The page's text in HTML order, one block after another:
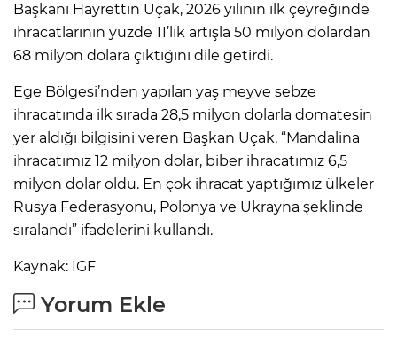
Başkanı Hayrettin Uçak, 2026 yılının ilk çeyreğinde
ihracatlarının yüzde 11’lik artışla 50 milyon dolardan
68 milyon dolara çıktığını dile getirdi.
Ege Bölgesi’nden yapılan yaş meyve sebze
ihracatında ilk sırada 28,5 milyon dolarla domatesin
yer aldığı bilgisini veren Başkan Uçak, “Mandalina
ihracatımız 12 milyon dolar, biber ihracatımız 6,5
milyon dolar oldu. En çok ihracat yaptığımız ülkeler
Rusya Federasyonu, Polonya ve Ukrayna şeklinde
sıralandı” ifadelerini kullandı.
Kaynak: IGF
Yorum Ekle